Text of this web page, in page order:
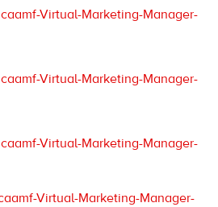
Virtual-Marketing-Manager-
Virtual-Marketing-Manager-
Virtual-Marketing-Manager-
Virtual-Marketing-Manager-